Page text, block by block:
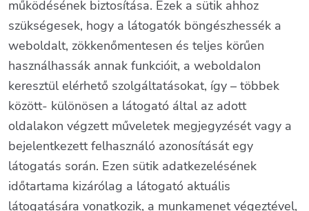
működésének biztosítása. Ezek a sütik ahhoz
szükségesek, hogy a látogatók böngészhessék a
weboldalt, zökkenőmentesen és teljes körűen
használhassák annak funkcióit, a weboldalon
keresztül elérhető szolgáltatásokat, így – többek
között- különösen a látogató által az adott
oldalakon végzett műveletek megjegyzését vagy a
bejelentkezett felhasználó azonosítását egy
látogatás során. Ezen sütik adatkezelésének
időtartama kizárólag a látogató aktuális
látogatására vonatkozik, a munkamenet végeztével,